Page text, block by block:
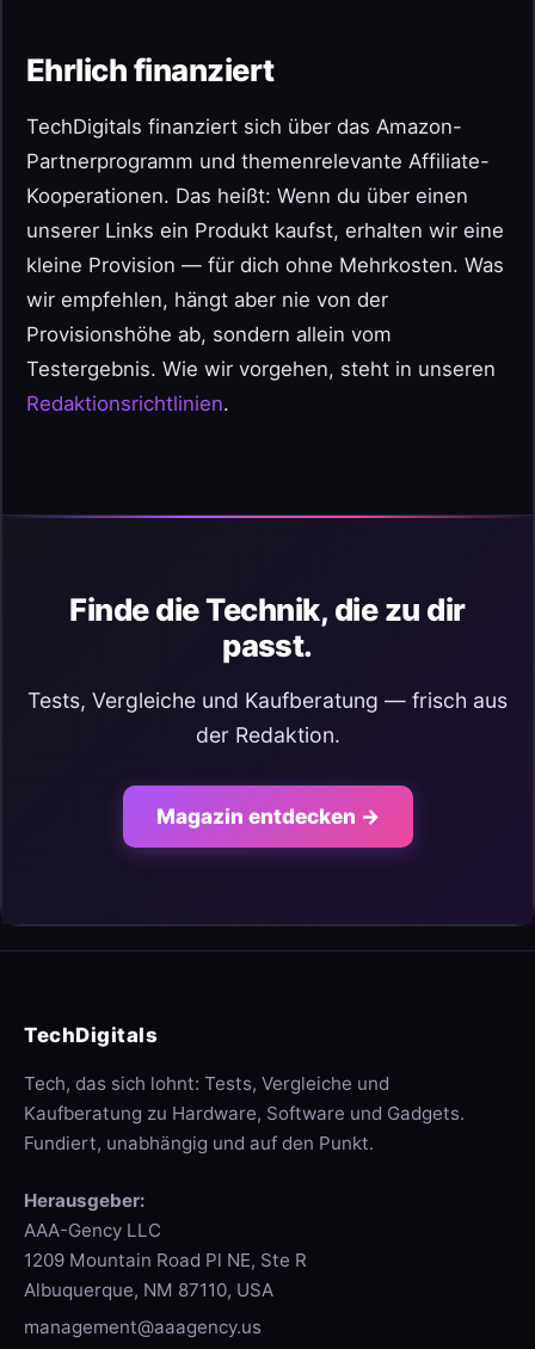
Ehrlich finanziert
TechDigitals finanziert sich über das Amazon-
Partnerprogramm und themenrelevante Affiliate-
Kooperationen. Das heißt: Wenn du über einen
unserer Links ein Produkt kaufst, erhalten wir eine
kleine Provision — für dich ohne Mehrkosten. Was
wir empfehlen, hängt aber nie von der
Provisionshöhe ab, sondern allein vom
Testergebnis. Wie wir vorgehen, steht in unseren
Redaktionsrichtlinien.
Finde die Technik, die zu dir
passt.
Tests, Vergleiche und Kaufberatung — frisch aus
der Redaktion.
Magazin entdecken →
TechDigitals
Tech, das sich lohnt: Tests, Vergleiche und
Kaufberatung zu Hardware, Software und Gadgets.
Fundiert, unabhängig und auf den Punkt.
Herausgeber:
AAA-Gency LLC
1209 Mountain Road Pl NE, Ste R
Albuquerque, NM 87110, USA
management@aaagency.us